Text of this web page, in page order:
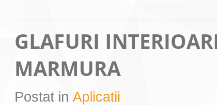
GLAFURI
MARMURA
Postat in Aplicatii